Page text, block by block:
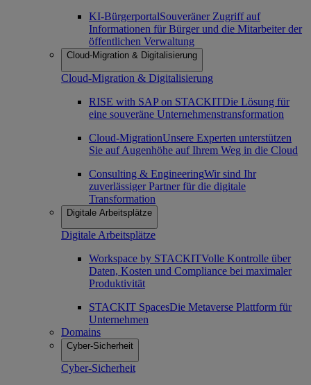
KI-BürgerportalSouveräner Zugriff auf
Informationen für Bürger und die Mitarbeiter der
öffentlichen Verwaltung
Cloud-Migration & Digitalisierung
Cloud-Migration & Digitalisierung
RISE with SAP on STACKITDie Lösung für
eine souveräne Unternehmenstransformation
Cloud-MigrationUnsere Experten unterstützen
Sie auf Augenhöhe auf Ihrem Weg in die Cloud
Consulting & EngineeringWir sind Ihr
zuverlässiger Partner für die digitale
Transformation
Digitale Arbeitsplätze
Digitale Arbeitsplätze
Workspace by STACKITVolle Kontrolle über
Daten, Kosten und Compliance bei maximaler
Produktivität
STACKIT SpacesDie Metaverse Plattform für
Unternehmen
Domains
Cyber-Sicherheit
Cyber-Sicherheit